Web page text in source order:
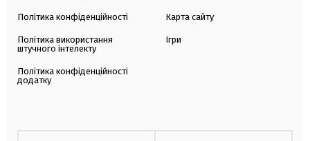
Політика конфіденційності
Політика використання
штучного інтелекту
Політика конфіденційності
додатку
Карта сайту
Ігри